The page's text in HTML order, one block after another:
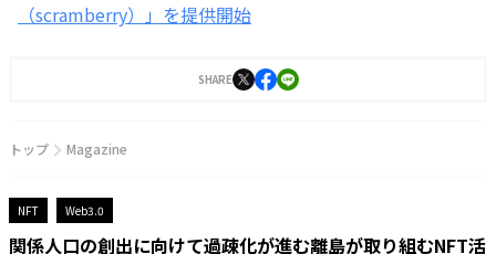
（scramberry）」を提供開始
SHARE
トップ Magazine
NFT Web3.0
関係人口の創出に向けて過疎化が進む離島が取り組むNFT活